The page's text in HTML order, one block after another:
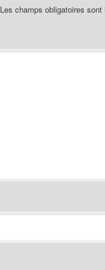
Les champs obligatoires sont